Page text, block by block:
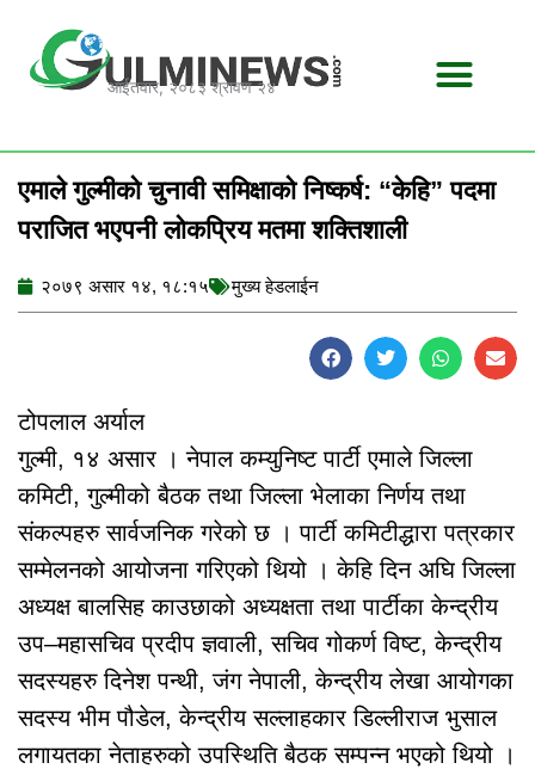
content
आईतवार, २०८३ श्रावण २४
एमाले गुल्मीको चुनावी समिक्षाको निष्कर्ष: “केहि” पदमा
पराजित भएपनी लोकप्रिय मतमा शक्तिशाली
२०७९ असार १४, १८:१५ मुख्य हेडलाईन
टोपलाल अर्याल
गुल्मी, १४ असार । नेपाल कम्युनिष्ट पार्टी एमाले जिल्ला
कमिटी, गुल्मीको बैठक तथा जिल्ला भेलाका निर्णय तथा
संकल्पहरु सार्वजनिक गरेको छ । पार्टी कमिटीद्धारा पत्रकार
सम्मेलनको आयोजना गरिएको थियो । केहि दिन अघि जिल्ला
अध्यक्ष बालसिह काउछाको अध्यक्षता तथा पार्टीका केन्द्रीय
उप–महासचिव प्रदीप ज्ञवाली, सचिव गोकर्ण विष्ट, केन्द्रीय
सदस्यहरु दिनेश पन्थी, जंग नेपाली, केन्द्रीय लेखा आयोगका
सदस्य भीम पौडेल, केन्द्रीय सल्लाहकार डिल्लीराज भुसाल
लगायतका नेताहरुको उपस्थिति बैठक सम्पन्न भएको थियो ।